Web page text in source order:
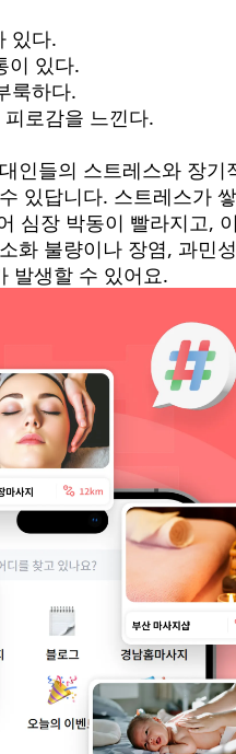
있다.
이 있다.
룩하다.
로감을 느낀다.
인들의 스트레스와 장기
있답니다. 스트레스가
심장 박동이 빨라지고,
화 불량이나 장염, 과민
발생할 수 있어요.